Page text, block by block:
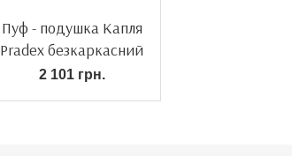
Пуф - подушка Капля
Pradex безкаркасний
2 101 грн.